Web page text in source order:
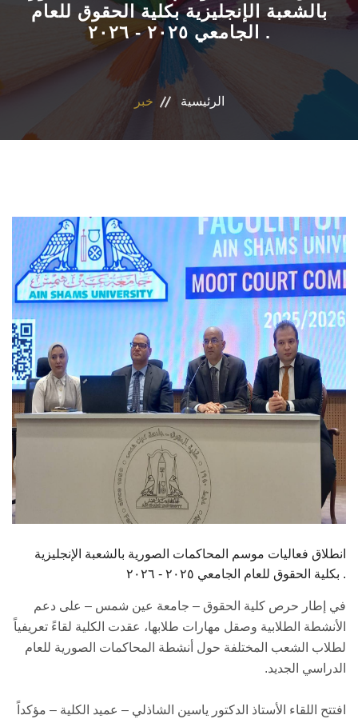
المجلات العلمية
تواصل معنا
بالشعبة الإنجليزية بكلية الحقوق للعام
الجامعي ٢٠٢٥ - ٢٠٢٦ .
الرئيسية خبر
انطلاق فعاليات موسم المحاكمات الصورية بالشعبة الإنجليزية
بكلية الحقوق للعام الجامعي ٢٠٢٥ - ٢٠٢٦ .
في إطار حرص كلية الحقوق – جامعة عين شمس – على دعم
الأنشطة الطلابية وصقل مهارات طلابها، عقدت الكلية لقاءً تعريفياً
لطلاب الشعب المختلفة حول أنشطة المحاكمات الصورية للعام
الدراسي الجديد.
افتتح اللقاء الأستاذ الدكتور ياسين الشاذلي – عميد الكلية – مؤكداً